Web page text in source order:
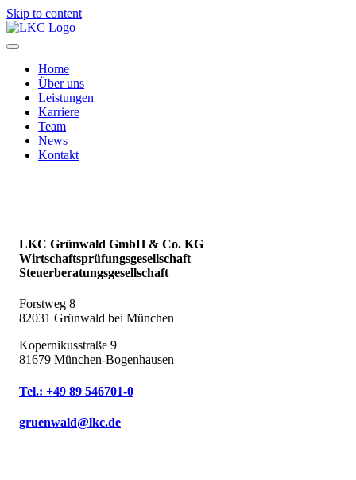
Skip to content
Home
Über uns
Leistungen
Karriere
Team
News
Kontakt
LKC Grünwald GmbH & Co. KG
Wirtschaftsprüfungsgesellschaft
Steuerberatungsgesellschaft
Forstweg 8
82031 Grünwald bei München
Kopernikusstraße 9
81679 München-Bogenhausen
Tel.: +49 89 546701-0
gruenwald@lkc.de